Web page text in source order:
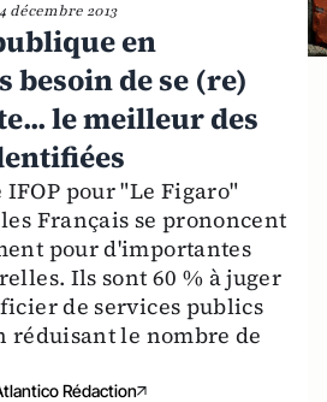
4 décembre 2013
en
besoin de se (re)
le meilleur des
IFOP pour "Le Figaro"
Français se prononcent
pour d'importantes
Ils sont 60 % à juger
de services publics
réduisant le nombre de
Rédaction